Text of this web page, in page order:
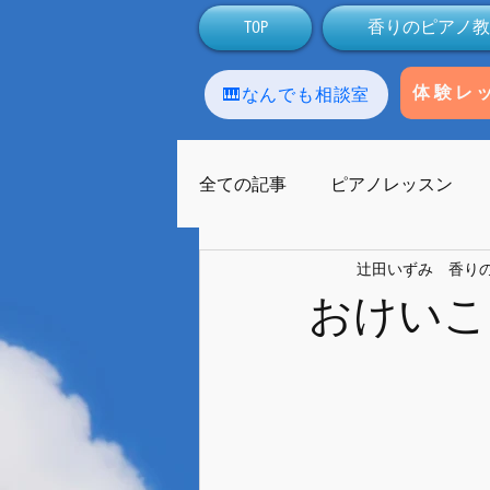
TOP 香りのピアノ
🎹なんでも相談室 体験レ
全ての記事 ピアノレッスン
アロマテラピー 生徒
おけいこ
辻田いずみ 香り